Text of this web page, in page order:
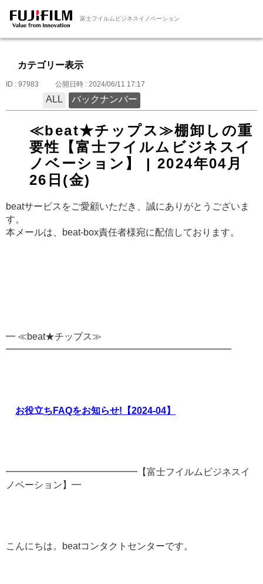
富士フイルムビジネスイノベーション
カテゴリー表示
ID : 97983 公開日時 : 2024/06/11 17:17
ALL バックナンバー
≪beat★チップス≫棚卸しの重
要性【富士フイルムビジネスイ
ノベーション】 | 2024年04月
26日(金)
beatサービスをご愛顧いただき、誠にありがとうございま
す。
本メールは、beat-box責任者様宛に配信しております。
━ ≪beat★チップス≫
━━━━━━━━━━━━━━━━━━━━━━━━
お役立ちFAQをお知らせ!【2024-04】
━━━━━━━━━━━━━━【富士フイルムビジネスイ
ノベーション】━
こんにちは。beatコンタクトセンターです。